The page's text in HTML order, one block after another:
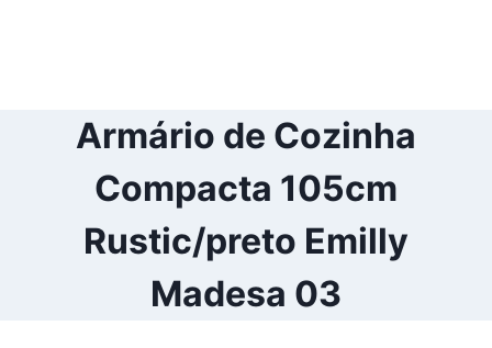
Armário de Cozinha
Compacta 105cm
Rustic/preto Emilly
Madesa 03